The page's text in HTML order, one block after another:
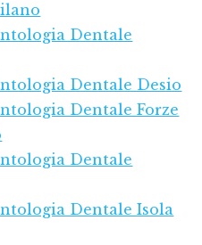
Dentale
Dentale Desio
Dentale Forze
Dentale
Dentale Isola